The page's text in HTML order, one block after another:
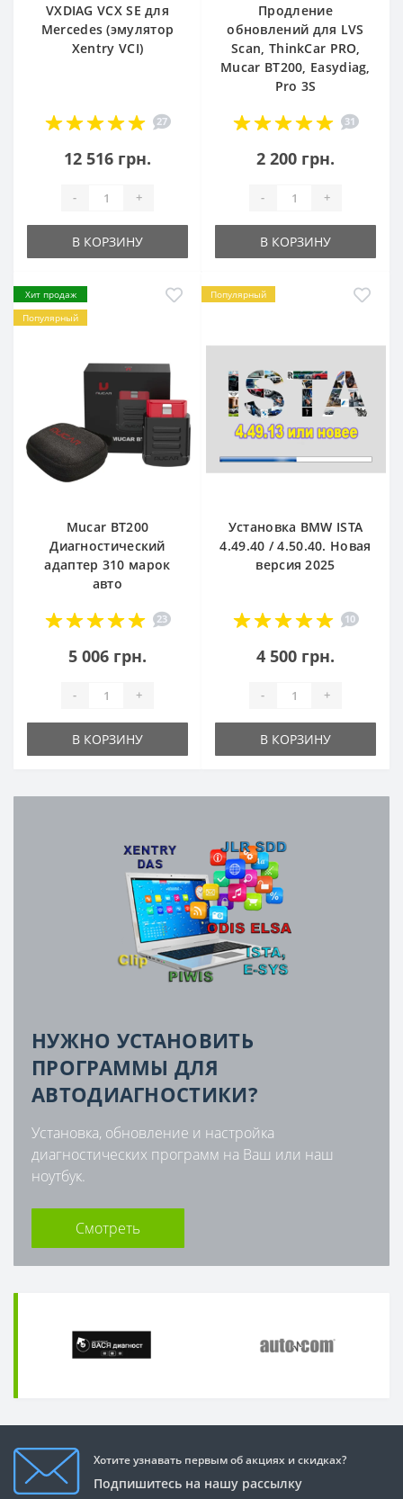
VXDIAG VCX SE для
Mercedes (эмулятор
Xentry VCI)
27
12 516 грн.
- +
В КОРЗИНУ
Продление
обновлений для LVS
Scan, ThinkCar PRO,
Mucar BT200, Easydiag,
Pro 3S
31
2 200 грн.
- +
В КОРЗИНУ
Хит продаж
Популярный
Mucar BT200
Диагностический
адаптер 310 марок
авто
23
5 006 грн.
- +
В КОРЗИНУ
Популярный
Установка BMW ISTA
4.49.40 / 4.50.40. Новая
версия 2025
10
4 500 грн.
- +
В КОРЗИНУ
НУЖНО УСТАНОВИТЬ
ПРОГРАММЫ ДЛЯ
АВТОДИАГНОСТИКИ?
Установка, обновление и настройка
диагностических программ на Ваш или наш
ноутбук.
Смотреть
Хотите узнавать первым об акциях и скидках?
Подпишитесь на нашу рассылку